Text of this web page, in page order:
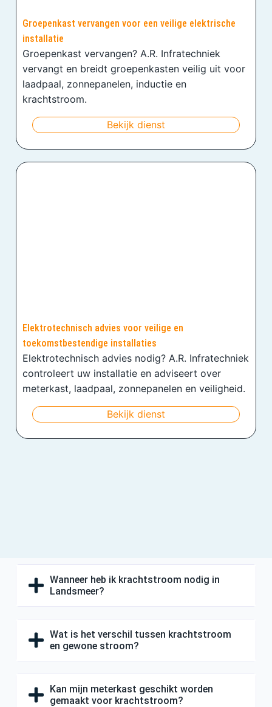
Groepenkast vervangen voor een veilige elektrische
installatie
Groepenkast vervangen? A.R. Infratechniek
vervangt en breidt groepenkasten veilig uit voor
laadpaal, zonnepanelen, inductie en
krachtstroom.
Bekijk dienst
Elektrotechnisch advies voor veilige en
toekomstbestendige installaties
Elektrotechnisch advies nodig? A.R. Infratechniek
controleert uw installatie en adviseert over
meterkast, laadpaal, zonnepanelen en veiligheid.
Bekijk dienst
Wanneer heb ik krachtstroom nodig in
Landsmeer?
Wat is het verschil tussen krachtstroom
en gewone stroom?
Kan mijn meterkast geschikt worden
gemaakt voor krachtstroom?